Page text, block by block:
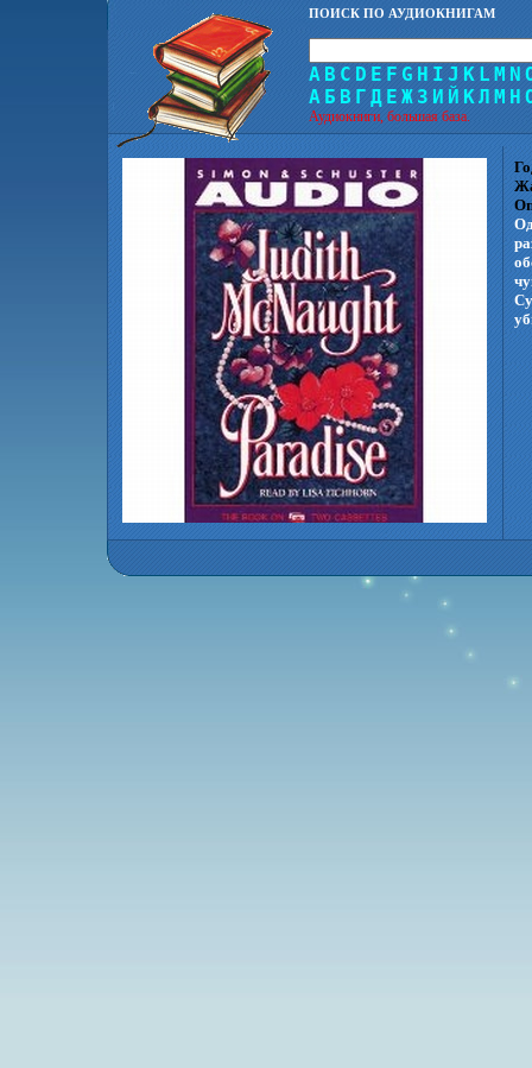
ПОИСК ПО АУДИОКНИГАМ
A B C D E F G H I J K L M N
А Б В Г Д Е Ж З И Й КЛ М Н
Аудиокниги, большая база.